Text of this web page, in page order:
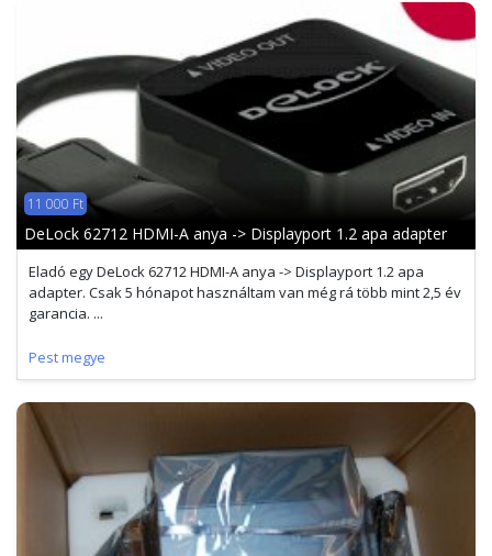
11 000 Ft
DeLock 62712 HDMI-A anya -> Displayport 1.2 apa adapter
Eladó egy DeLock 62712 HDMI-A anya -> Displayport 1.2 apa
adapter. Csak 5 hónapot használtam van még rá több mint 2,5 év
garancia. ...
Pest megye